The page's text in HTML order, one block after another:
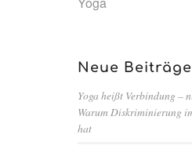
Neue Beiträge
Yoga heißt Verbindung –
Warum Diskriminierung
hat